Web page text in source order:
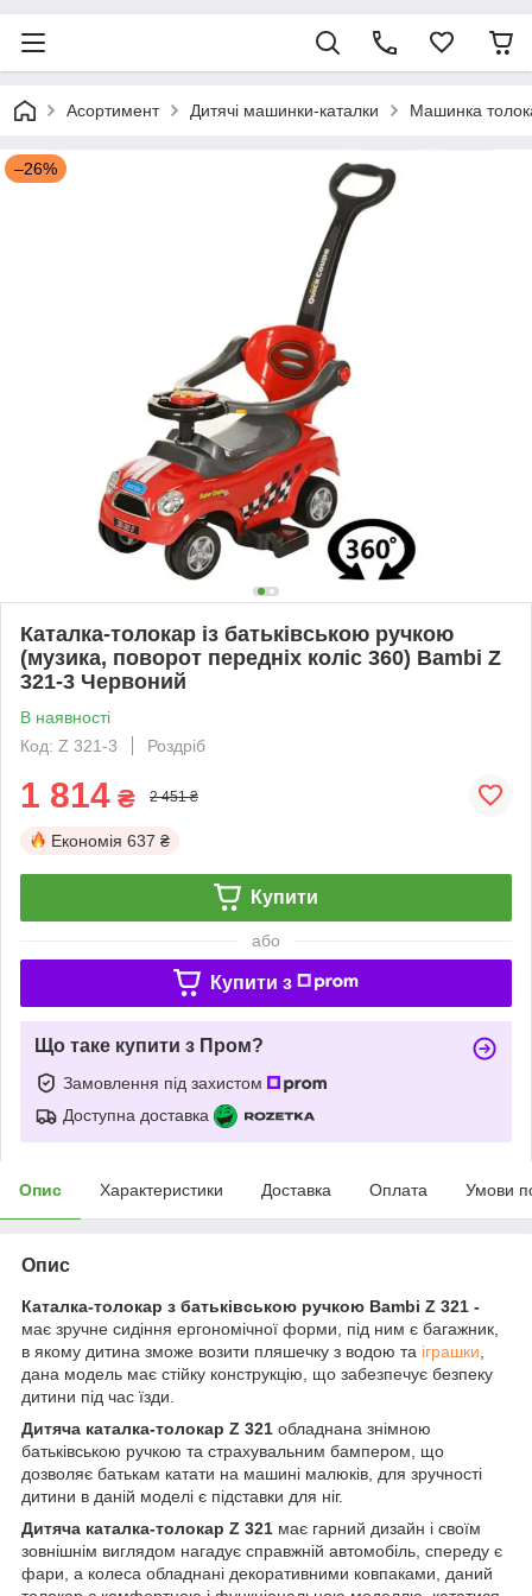
Асортимент Дитячі машинки-каталки Машинка
–26%
Каталка-толокар із батьківською ручкою
(музика, поворот передніх коліс 360) Bambi Z
321-3 Червоний
В наявності
Код: Z 321-3
Роздріб
1 814 ₴ 2 451 ₴
Економія 637 ₴
Купити
або
Купити з
Що таке купити з Пром?
Замовлення під захистом
Доступна доставка
Опис Характеристики Доставка Оплата Умови
Опис
Каталка-толокар з батьківською ручкою Bambi Z 321 -
має зручне сидіння ергономічної форми, під ним є багажник,
в якому дитина зможе возити пляшечку з водою та іграшки
дана модель має стійку конструкцію, що забезпечує безпеку
дитини під час їзди.
Дитяча каталка-толокар Z 321 обладнана знімною
батьківською ручкою та страхувальним бампером, що
дозволяє батькам катати на машині малюків, для зручності
дитини в даній моделі є підставки для ніг.
Дитяча каталка-толокар Z 321 має гарний дизайн і своїм
зовнішнім виглядом нагадує справжній автомобіль, спереду є
фари, а колеса обладнані декоративними ковпаками, даний